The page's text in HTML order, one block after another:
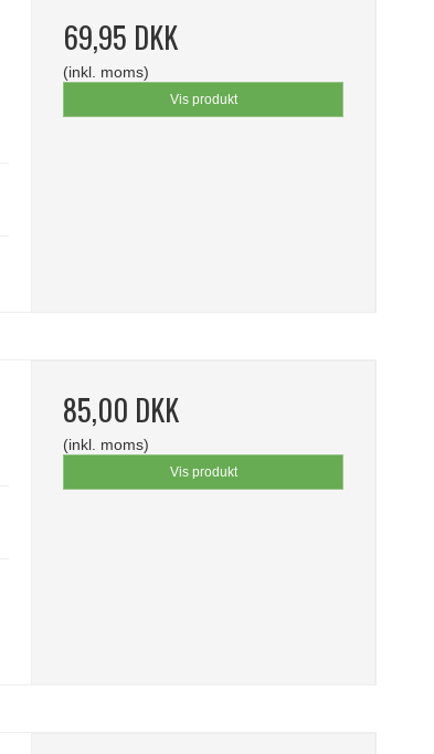
69,95 DKK
(inkl. moms)
Vis produkt
85,00 DKK
(inkl. moms)
Vis produkt